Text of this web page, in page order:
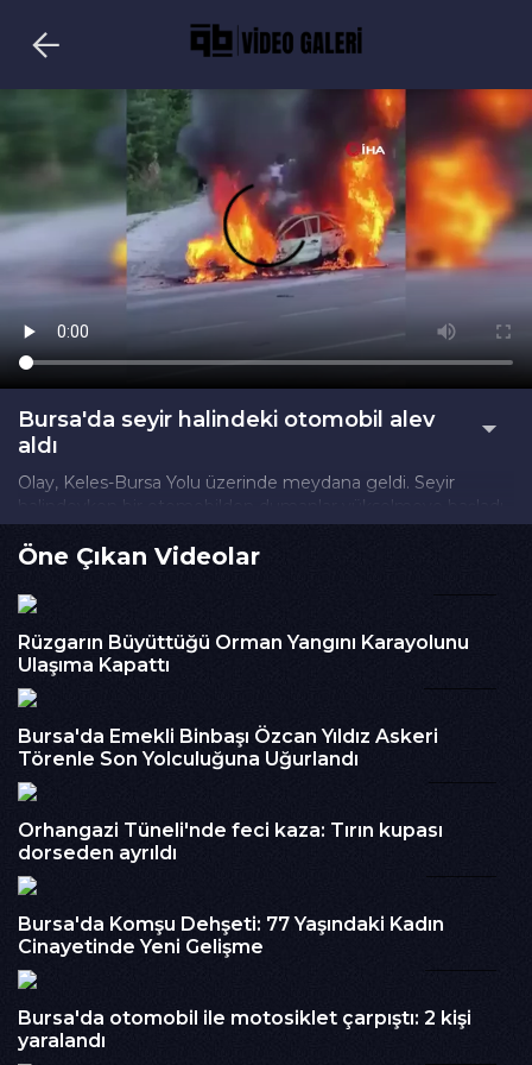
Bursa'da seyir halindeki otomobil alev
aldı
Olay, Keles-Bursa Yolu üzerinde meydana geldi. Seyir
halindeyken bir otomobilden dumanlar yükselmeye başladı.
Durumu fark eden sürücü, aracı hızla emniyet şeridine
çekerek kendini dışarı attı.Kısa süre içinde dumanların yerini
alevler aldı ve araç tamamen yanmaya başladı. İhbar üzerine
bölgeye itfaiye ekipleri sevk edildi. Ekipler yangına
söndürdü.Yangında herhangi bir yaralanma yaşanmazken,
otomobil kullanılamaz hale geldi. Olayla ilgili inceleme
başlatıldı.
İzlenme : 586
Kategori :Haber
Embed Kodu :
Öne Çıkan Videolar
Rüzgarın Büyüttüğü Orman Yangını Karayolunu
Ulaşıma Kapattı
Bursa'da Emekli Binbaşı Özcan Yıldız Askeri
Törenle Son Yolculuğuna Uğurlandı
Orhangazi Tüneli'nde feci kaza: Tırın kupası
dorseden ayrıldı
Bursa'da Komşu Dehşeti: 77 Yaşındaki Kadın
Cinayetinde Yeni Gelişme
Bursa'da otomobil ile motosiklet çarpıştı: 2 kişi
yaralandı